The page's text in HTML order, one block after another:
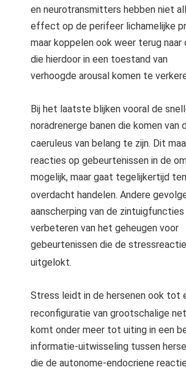
en neurotransmitters hebben niet
effect op de perifeer lichamelijke
maar koppelen ook weer terug naar
die hierdoor in een toestand van
verhoogde arousal komen te
Bij het laatste blijken vooral de
noradrenerge banen die komen van
caeruleus van belang te zijn. Dit
reacties op gebeurtenissen in de
mogelijk, maar gaat tegelijkertijd
overdacht handelen. Andere
aanscherping van de
verbeteren van het geheugen voor
gebeurtenissen die de
uitgelokt.
Stress leidt in de hersenen ook tot
reconfiguratie van grootschalige
komt onder meer tot uiting in een
informatie-uitwisseling tussen
die de autonome-endocriene